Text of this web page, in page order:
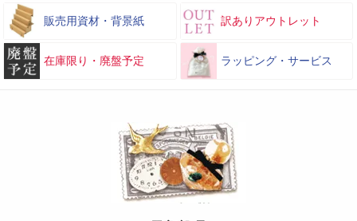
販売用資材・背景紙 訳ありアウトレット
在庫限り・廃盤予定 ラッピング・サービス